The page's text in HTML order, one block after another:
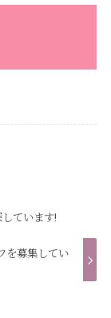
ています!
を募集してい